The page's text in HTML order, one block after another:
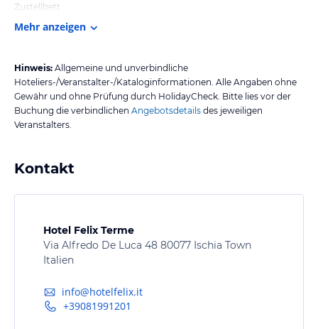
Zustellbett
Mehr anzeigen
Hinweis: Allgemeine und unverbindliche
Hoteliers-/Veranstalter-/Kataloginformationen. Alle Angaben ohne
Gewähr und ohne Prüfung durch HolidayCheck. Bitte lies vor der
Buchung die verbindlichen Angebotsdetails des jeweiligen
Veranstalters.
Kontakt
Hotel Felix Terme
Via Alfredo De Luca 48 80077 Ischia Town
Italien
info@hotelfelix.it
+39081991201